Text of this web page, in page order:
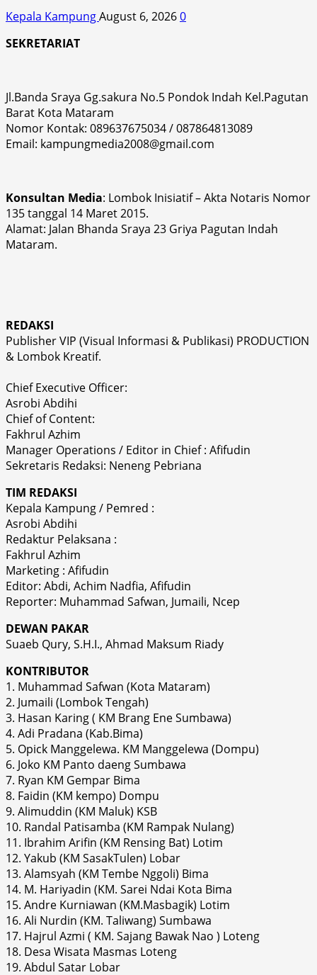
Kepala KampungAugust 6, 20260
SEKRETARIAT
Jl.Banda Sraya Gg.sakura No.5 Pondok Indah Kel.Pagutan
Barat Kota Mataram
Nomor Kontak: 089637675034 / 087864813089
Email: kampungmedia2008@gmail.com
Konsultan Media: Lombok Inisiatif – Akta Notaris Nomor
135 tanggal 14 Maret 2015.
Alamat: Jalan Bhanda Sraya 23 Griya Pagutan Indah
Mataram.
REDAKSI
Publisher VIP (Visual Informasi & Publikasi) PRODUCTION
& Lombok Kreatif.
Chief Executive Officer:
Asrobi Abdihi
Chief of Content:
Fakhrul Azhim
Manager Operations / Editor in Chief : Afifudin
Sekretaris Redaksi: Neneng Pebriana
TIM REDAKSI
Kepala Kampung / Pemred :
Asrobi Abdihi
Redaktur Pelaksana :
Fakhrul Azhim
Marketing : Afifudin
Editor: Abdi, Achim Nadfia, Afifudin
Reporter: Muhammad Safwan, Jumaili, Ncep
DEWAN PAKAR
Suaeb Qury, S.H.I., Ahmad Maksum Riady
KONTRIBUTOR
1. Muhammad Safwan (Kota Mataram)
2. Jumaili (Lombok Tengah)
3. Hasan Karing ( KM Brang Ene Sumbawa)
4. Adi Pradana (Kab.Bima)
5. Opick Manggelewa. KM Manggelewa (Dompu)
6. Joko KM Panto daeng Sumbawa
7. Ryan KM Gempar Bima
8. Faidin (KM kempo) Dompu
9. Alimuddin (KM Maluk) KSB
10. Randal Patisamba (KM Rampak Nulang)
11. Ibrahim Arifin (KM Rensing Bat) Lotim
12. Yakub (KM SasakTulen) Lobar
13. Alamsyah (KM Tembe Nggoli) Bima
14. M. Hariyadin (KM. Sarei Ndai Kota Bima
15. Andre Kurniawan (KM.Masbagik) Lotim
16. Ali Nurdin (KM. Taliwang) Sumbawa
17. Hajrul Azmi ( KM. Sajang Bawak Nao ) Loteng
18. Desa Wisata Masmas Loteng
19. Abdul Satar Lobar